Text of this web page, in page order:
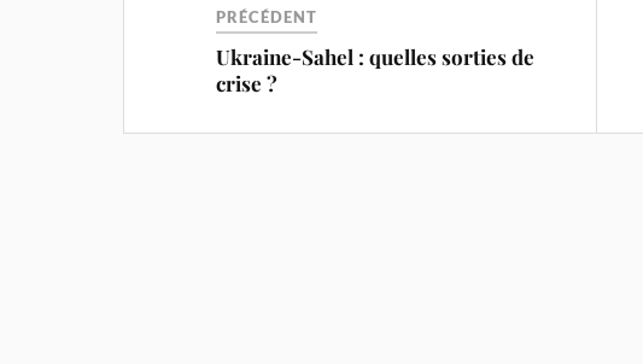
PRÉCÉDENT
Ukraine-Sahel : quelles sorties de
crise ?